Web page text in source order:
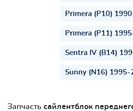
Primera (P10)
Primera (P11)
Sentra IV (B14)
Sunny (N16) 1995-
Запчасть сайлентблок